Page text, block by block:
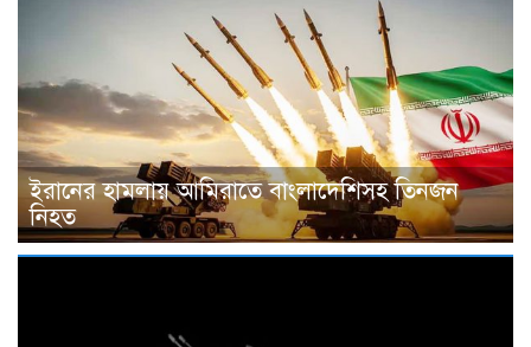
ইরানের হামলায় আমিরাতে বাংলাদেশিসহ তিনজন
নিহত